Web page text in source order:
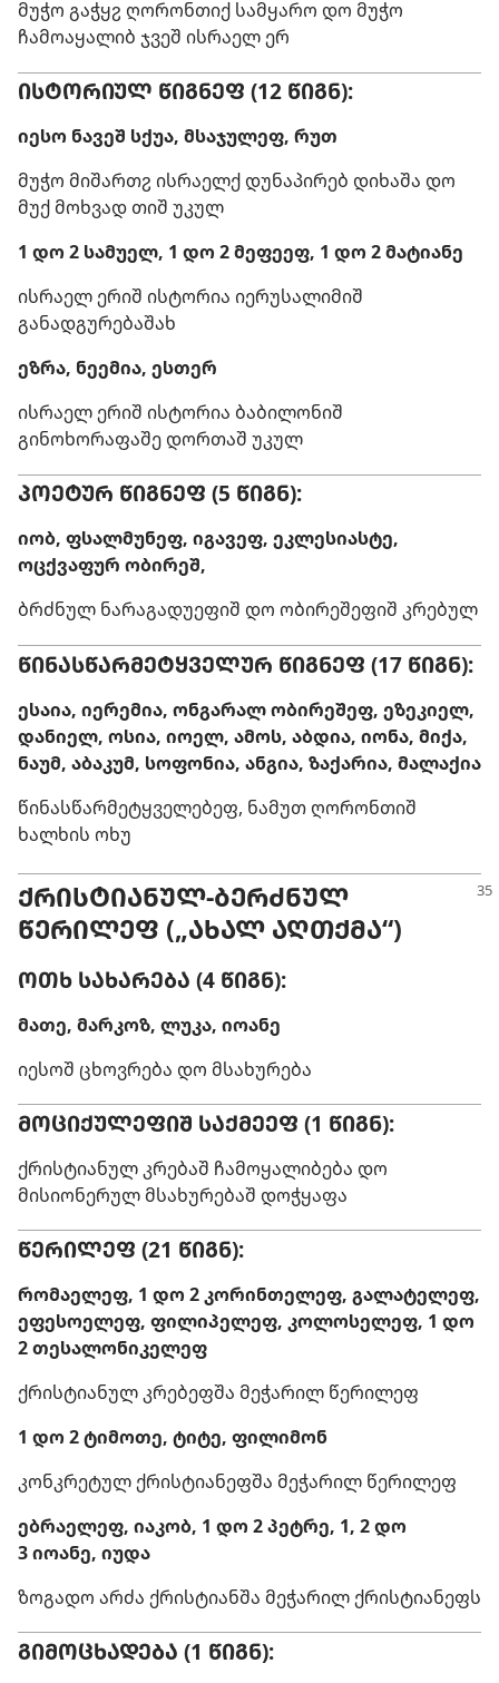
მუჭო გაჭყჷ ღორონთიქ სამყარო დო მუჭო
ჩამოაყალიბ ჯვეშ ისრაელ ერ
ᲘᲡᲢᲝᲠᲘᲣᲚ ᲬᲘᲒᲜᲔᲤ (12 ᲬᲘᲒᲜ):
იესო ნავეშ სქუა, მსაჯულეფ, რუთ
მუჭო მიშართჷ ისრაელქ დუნაპირებ დიხაშა დო
მუქ მოხვად თიშ უკულ
1 დო 2 სამუელ, 1 დო 2 მეფეეფ, 1 დო 2 მატიანე
ისრაელ ერიშ ისტორია იერუსალიმიშ
განადგურებაშახ
ეზრა, ნეემია, ესთერ
ისრაელ ერიშ ისტორია ბაბილონიშ
გინოხორაფაშე დორთაშ უკულ
ᲞᲝᲔᲢᲣᲠ ᲬᲘᲒᲜᲔᲤ (5 ᲬᲘᲒᲜ):
იობ, ფსალმუნეფ, იგავეფ, ეკლესიასტე,
ოცქვაფურ ობირეშ,
ბრძნულ ნარაგადუეფიშ დო ობირეშეფიშ კრებულ
ᲬᲘᲜᲐᲡᲬᲐᲠᲛᲔᲢᲧᲕᲔᲚᲣᲠ ᲬᲘᲒᲜᲔᲤ (17 ᲬᲘᲒᲜ):
ესაია, იერემია, ონგარალ ობირეშეფ, ეზეკიელ,
დანიელ, ოსია, იოელ, ამოს, აბდია, იონა, მიქა,
ნაუმ, აბაკუმ, სოფონია, ანგია, ზაქარია, მალაქია
წინასწარმეტყველებეფ, ნამუთ ღორონთიშ
ხალხის ოხუ
ᲥᲠᲘᲡᲢᲘᲐᲜᲣᲚ-ᲑᲔᲠᲫᲜᲣᲚ
ᲬᲔᲠᲘᲚᲔᲤ („ᲐᲮᲐᲚ ᲐᲦᲗᲥᲛᲐ“)
ᲝᲗᲮ ᲡᲐᲮᲐᲠᲔᲑᲐ (4 ᲬᲘᲒᲜ):
მათე, მარკოზ, ლუკა, იოანე
იესოშ ცხოვრება დო მსახურება
ᲛᲝᲪᲘᲥᲣᲚᲔᲤᲘᲨ ᲡᲐᲥᲛᲔᲔᲤ (1 ᲬᲘᲒᲜ):
ქრისტიანულ კრებაშ ჩამოყალიბება დო
მისიონერულ მსახურებაშ დოჭყაფა
ᲬᲔᲠᲘᲚᲔᲤ (21 ᲬᲘᲒᲜ):
რომაელეფ, 1 დო 2 კორინთელეფ, გალატელეფ,
ეფესოელეფ, ფილიპელეფ, კოლოსელეფ, 1 დო
2 თესალონიკელეფ
ქრისტიანულ კრებეფშა მეჭარილ წერილეფ
1 დო 2 ტიმოთე, ტიტე, ფილიმონ
კონკრეტულ ქრისტიანეფშა მეჭარილ წერილეფ
ებრაელეფ, იაკობ, 1 დო 2 პეტრე, 1, 2 დო
3 იოანე, იუდა
ზოგადო არძა ქრისტიანშა მეჭარილ ქრისტიანეფს
ᲒᲘᲛᲝᲪᲮᲐᲓᲔᲑᲐ (1 ᲬᲘᲒᲜ):